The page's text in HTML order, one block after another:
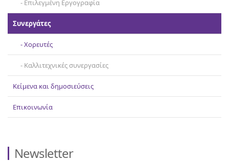
Επιλεγμένη Εργογραφία
Συνεργάτες
Χορευτές
Καλλιτεχνικές συνεργασίες
Κείμενα και δημοσιεύσεις
Επικοινωνία
Newsletter